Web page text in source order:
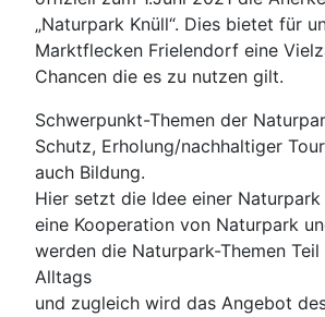
„Naturpark Knüll“. Dies bietet für
Marktflecken Frielendorf eine
Chancen die es zu nutzen gilt.
Schwerpunkt-Themen der
Schutz, Erholung/nachhaltiger
auch Bildung.
Hier setzt die Idee einer
eine Kooperation von Naturpark
werden die Naturpark-Themen
Alltags
und zugleich wird das Angebot